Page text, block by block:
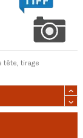
tête, tirage